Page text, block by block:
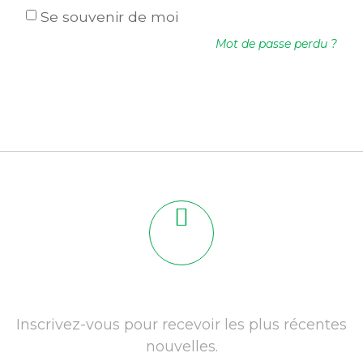
Se souvenir de moi
Mot de passe perdu ?
Inscrivez-vous pour recevoir les plus récentes
nouvelles.